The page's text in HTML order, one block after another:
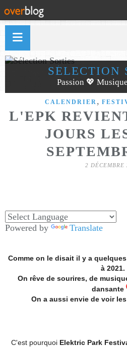
SÉLECTION
Passion 💖
CALENDRIER ,
L'EPK
JOURS
2 DÉCEMBRE
Powered by Translate
Comme on le disait il y a
à 2021.
On rêve de sourires, de
dansante
On a aussi envie de voir
C'est pourquoi Elektric Park